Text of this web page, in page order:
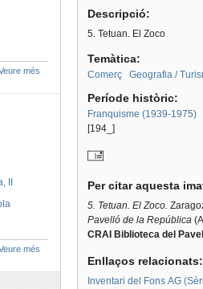
Descripció:
5. Tetuan. El Zoco
Temàtica:
Comerç Geografia /
Període històric:
Franquisme (1939-1975)
[194_]
Per citar aquesta
5. Tetuan. El Zoco.
Pavelló de la República
CRAI Biblioteca del
Enllaços
Inventari del Fons AG
més
II
més